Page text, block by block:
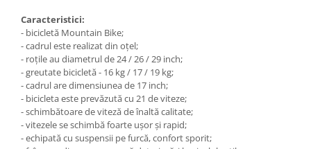
Caracteristici:
- bicicletă Mountain Bike;
- cadrul este realizat din oțel;
- roțile au diametrul de 24 / 26 / 29 inch;
- greutate bicicletă - 16 kg / 17 / 19 kg;
- cadrul are dimensiunea de 17 inch;
- bicicleta este prevăzută cu 21 de viteze;
- schimbătoare de viteză de înaltă calitate;
- vitezele se schimbă foarte ușor și rapid;
- echipată cu suspensii pe furcă, confort sporit;